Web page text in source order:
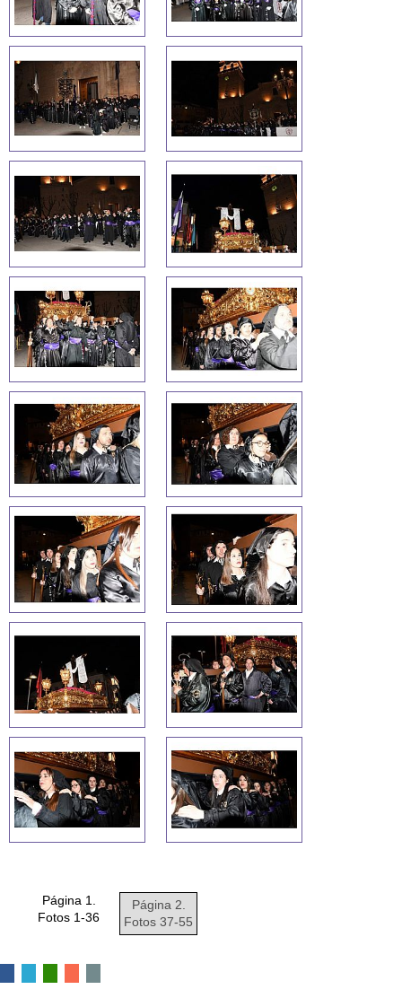
Página 1.
Fotos 1-36
Página 2.
Fotos 37-55